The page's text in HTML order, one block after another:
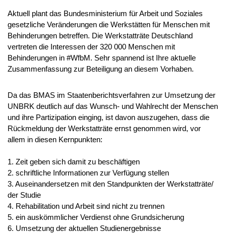
Aktuell plant das Bundesministerium für Arbeit und Soziales
gesetzliche Veränderungen die Werkstätten für Menschen mit
Behinderungen betreffen. Die Werkstatträte Deutschland
vertreten die Interessen der 320 000 Menschen mit
Behinderungen in #WfbM. Sehr spannend ist Ihre aktuelle
Zusammenfassung zur Beteiligung an diesem Vorhaben.
Da das BMAS im Staatenberichtsverfahren zur Umsetzung der
UNBRK deutlich auf das Wunsch- und Wahlrecht der Menschen
und ihre Partizipation einging, ist davon auszugehen, dass die
Rückmeldung der Werkstatträte ernst genommen wird, vor
allem in diesen Kernpunkten:
1. Zeit geben sich damit zu beschäftigen
2. schriftliche Informationen zur Verfügung stellen
3. Auseinandersetzen mit den Standpunkten der Werkstatträte/
der Studie
4. Rehabilitation und Arbeit sind nicht zu trennen
5. ein auskömmlicher Verdienst ohne Grundsicherung
6. Umsetzung der aktuellen Studienergebnisse